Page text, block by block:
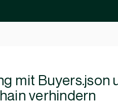
mit Buyers.json
verhindern